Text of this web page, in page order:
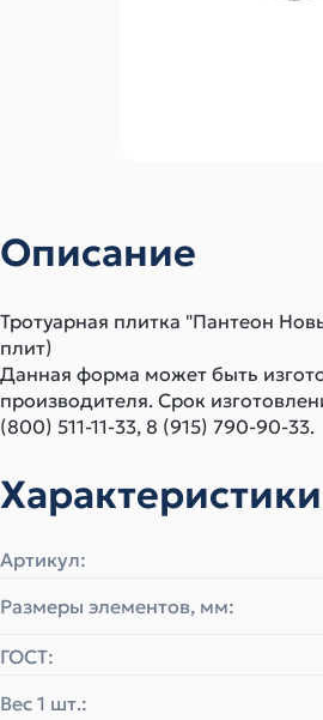
Описание
Тротуарная плитка "Пантеон
плит)
Данная форма может быть
производителя. Срок
(800) 511-11-33, 8 (915) 790-90-33.
Характеристики
Артикул:
Размеры элементов, мм:
ГОСТ:
Вес 1 шт.: